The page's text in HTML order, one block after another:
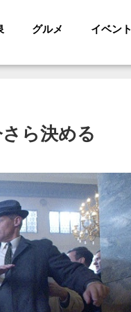
グルメ イベント
ら決める